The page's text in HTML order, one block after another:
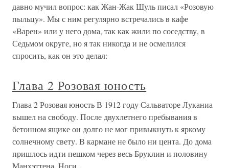
давно мучил вопрос: как Жан-Жак Шуль писал «Розовую
пыльцу». Мы с ним регулярно встречались в кафе
«Варен» или у него дома, так как жили по соседству, в
Седьмом округе, но я так никогда и не осмелился
спросить, как он это делал:
Глава 2 Розовая юность
Глава 2 Розовая юность В 1912 году Сальваторе Луканиа
вышел на свободу. После двухлетнего пребывания в
бетонном ящике он долго не мог привыкнуть к яркому
солнечному свету. В кармане не было ни цента. До дома
пришлось идти пешком через весь Бруклин и половину
Манхэттена. Ноги,